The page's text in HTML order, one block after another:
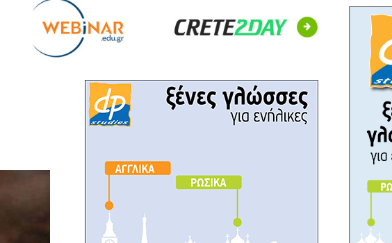
Next